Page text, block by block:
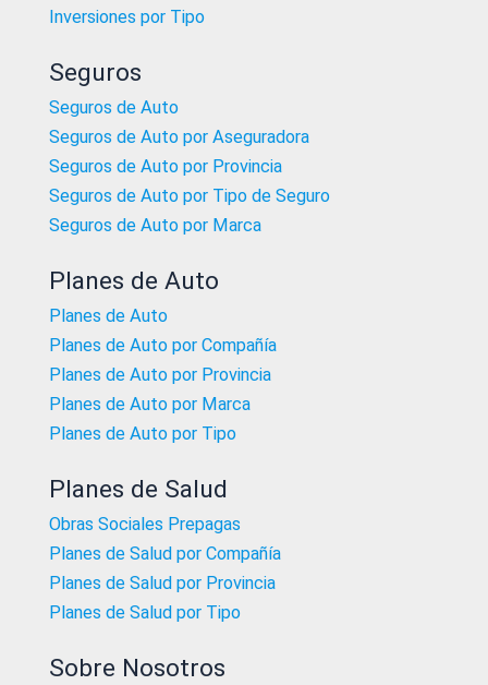
Inversiones por Tipo
Seguros
Seguros de Auto
Seguros de Auto por Aseguradora
Seguros de Auto por Provincia
Seguros de Auto por Tipo de Seguro
Seguros de Auto por Marca
Planes de Auto
Planes de Auto
Planes de Auto por Compañía
Planes de Auto por Provincia
Planes de Auto por Marca
Planes de Auto por Tipo
Planes de Salud
Obras Sociales Prepagas
Planes de Salud por Compañía
Planes de Salud por Provincia
Planes de Salud por Tipo
Sobre Nosotros